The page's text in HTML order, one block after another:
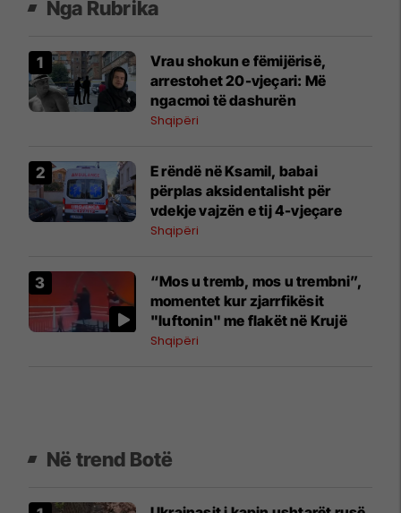
Nga Rubrika
Vrau shokun e fëmijërisë,
arrestohet 20-vjeçari: Më
ngacmoi të dashurën
Shqipëri
E rëndë në Ksamil, babai
përplas aksidentalisht për
vdekje vajzën e tij 4-vjeçare
Shqipëri
“Mos u tremb, mos u trembni”,
momentet kur zjarrfikësit
"luftonin" me flakët në Krujë
Shqipëri
Në trend Botë